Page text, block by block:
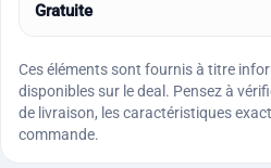
Gratuite
Ces éléments sont fournis à titre
disponibles sur le deal. Pensez à
de livraison, les caractéristiques
commande.